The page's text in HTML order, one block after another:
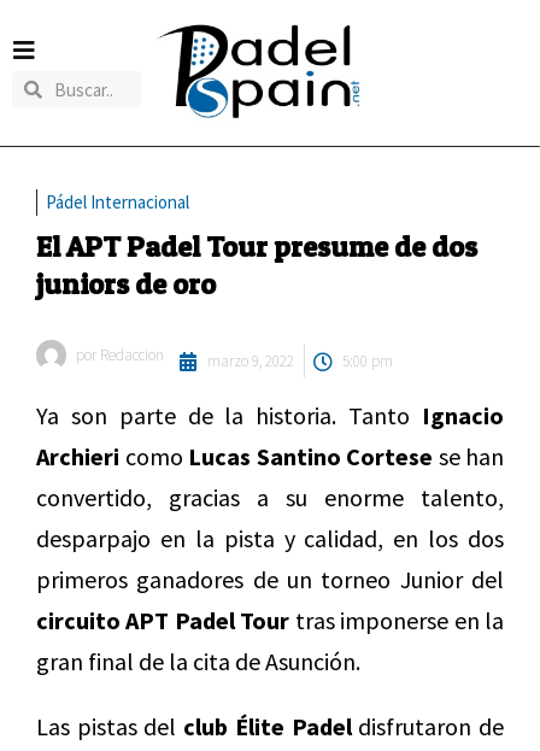
Pádel Internacional
El APT Padel Tour presume de dos
juniors de oro
por Redaccion marzo 9, 2022 5:00 pm
Ya son parte de la historia. Tanto Ignacio
Archieri como Lucas Santino Cortese se han
convertido, gracias a su enorme talento,
desparpajo en la pista y calidad, en los dos
primeros ganadores de un torneo Junior del
circuito APT Padel Tour tras imponerse en la
gran final de la cita de Asunción.
Las pistas del club Élite Padeldisfrutaron de